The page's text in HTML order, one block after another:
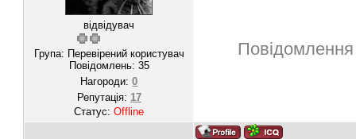
відвідувач
Група: Перевірений користувач
Повідомлень: 35
Нагороди:0
Репутація: 17
Статус:Offline